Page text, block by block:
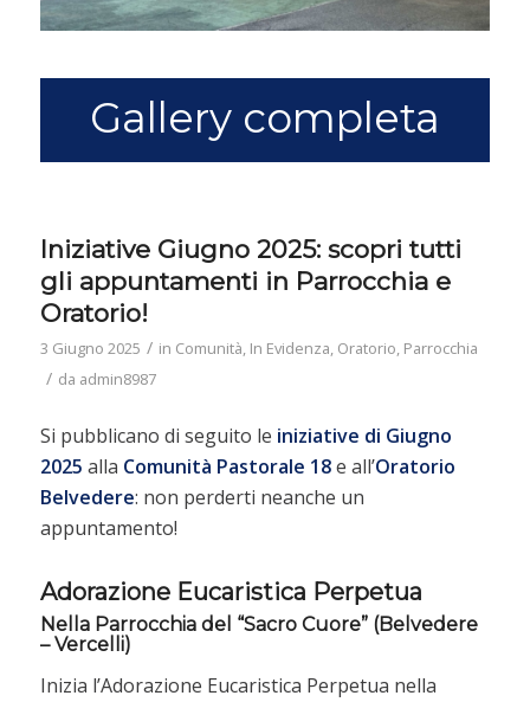
Gallery completa
Iniziative Giugno 2025: scopri tutti
gli appuntamenti in Parrocchia e
Oratorio!
3 Giugno 2025 / in Comunità, In Evidenza, Oratorio, Parrocchia
/ da admin8987
Si pubblicano di seguito le iniziative di Giugno
2025 alla Comunità Pastorale 18e all’Oratorio
Belvedere: non perderti neanche un
appuntamento!
Adorazione Eucaristica Perpetua
Nella Parrocchia del “Sacro Cuore” (Belvedere
– Vercelli)
Inizia l’Adorazione Eucaristica Perpetua nella